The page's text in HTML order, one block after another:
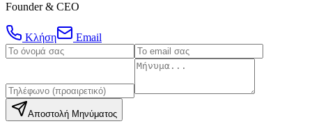
Founder & CEO
Κλήση Email
Αποστολή Μηνύματος